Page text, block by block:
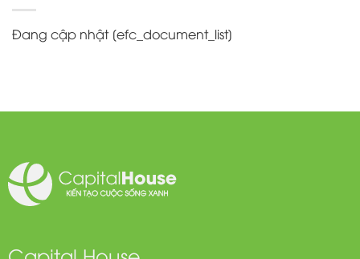
Đang cập nhật [efc_document_list]